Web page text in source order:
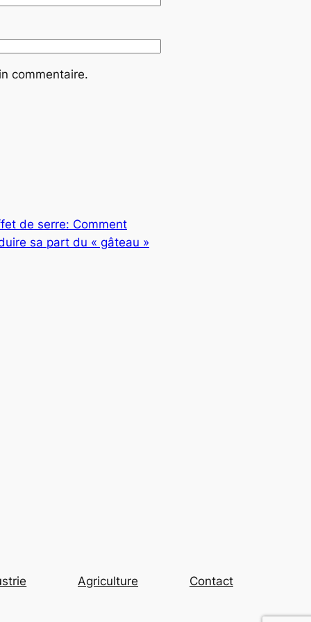
commentaire.
de serre: Comment
sa part du « gâteau »
Agriculture Contact